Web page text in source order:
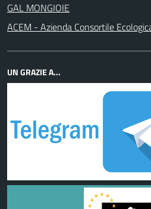
GAL MONGIOIE
ACEM - Azienda Consortile
UN GRAZIE A...